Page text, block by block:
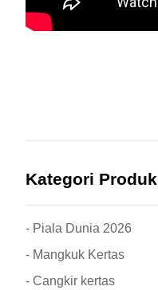
Kategori Produk
- Piala Dunia 2026
- Mangkuk Kertas
- Cangkir kertas